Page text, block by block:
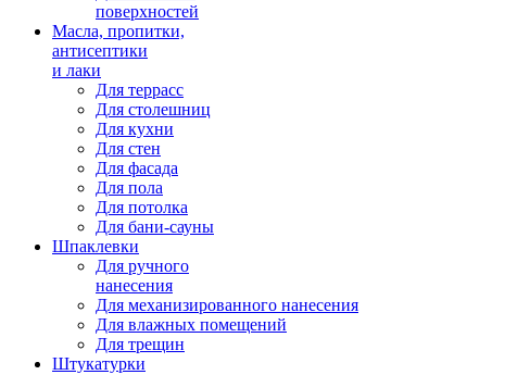
поверхностей
Масла, пропитки,
антисептики
и лаки
Для террасс
Для столешниц
Для кухни
Для стен
Для фасада
Для пола
Для потолка
Для бани-сауны
Шпаклевки
Для ручного
нанесения
Для механизированного нанесения
Для влажных помещений
Для трещин
Штукатурки